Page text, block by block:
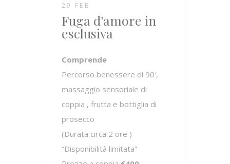
29 FEB
Fuga d’amore in
esclusiva
Comprende
Percorso benessere di 90′,
massaggio sensoriale di
coppia , frutta e bottiglia di
prosecco
(Durata circa 2 ore )
“Disponibilità limitata”